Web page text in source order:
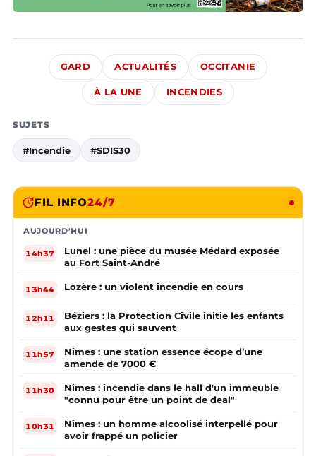
GARD ACTUALITÉS OCCITANIE
À LA UNE INCENDIES
SUJETS
#Incendie #SDIS30
FIL INFO24/7
AUJOURD'HUI
14h37
Lunel : une pièce du musée Médard exposée
au Fort Saint-André
13h44 Lozère : un violent incendie en cours
12h11
Béziers : la Protection Civile initie les enfants
aux gestes qui sauvent
11h57
Nîmes : une station essence écope d’une
amende de 7000 €
11h30
Nîmes : incendie dans le hall d'un immeuble
"connu pour être un point de deal"
10h31
Nîmes : un homme alcoolisé interpellé pour
avoir frappé un policier